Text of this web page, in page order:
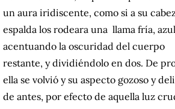
un aura iridiscente, como si a su
espalda los rodeara una llama fría,
acentuando la oscuridad del cuerpo
restante, y dividiéndolo en dos. De
ella se volvió y su aspecto gozoso y
de antes, por efecto de aquella luz